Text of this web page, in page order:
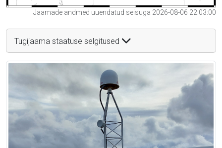
Jaamade andmed uuendatud seisuga 2026-08-06 22:03:00
Tugijaama staatuse selgitused